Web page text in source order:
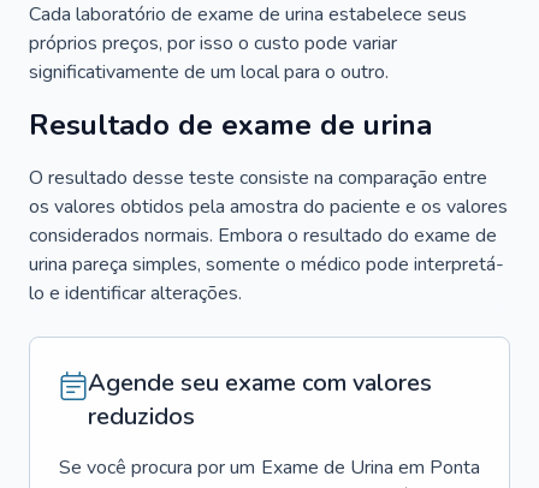
Cada laboratório de exame de urina estabelece seus
próprios preços, por isso o custo pode variar
significativamente de um local para o outro.
Resultado de exame de urina
O resultado desse teste consiste na comparação entre
os valores obtidos pela amostra do paciente e os valores
considerados normais. Embora o resultado do exame de
urina pareça simples, somente o médico pode interpretá-
lo e identificar alterações.
Agende seu exame com valores
reduzidos
Se você procura por um Exame de Urina em Ponta